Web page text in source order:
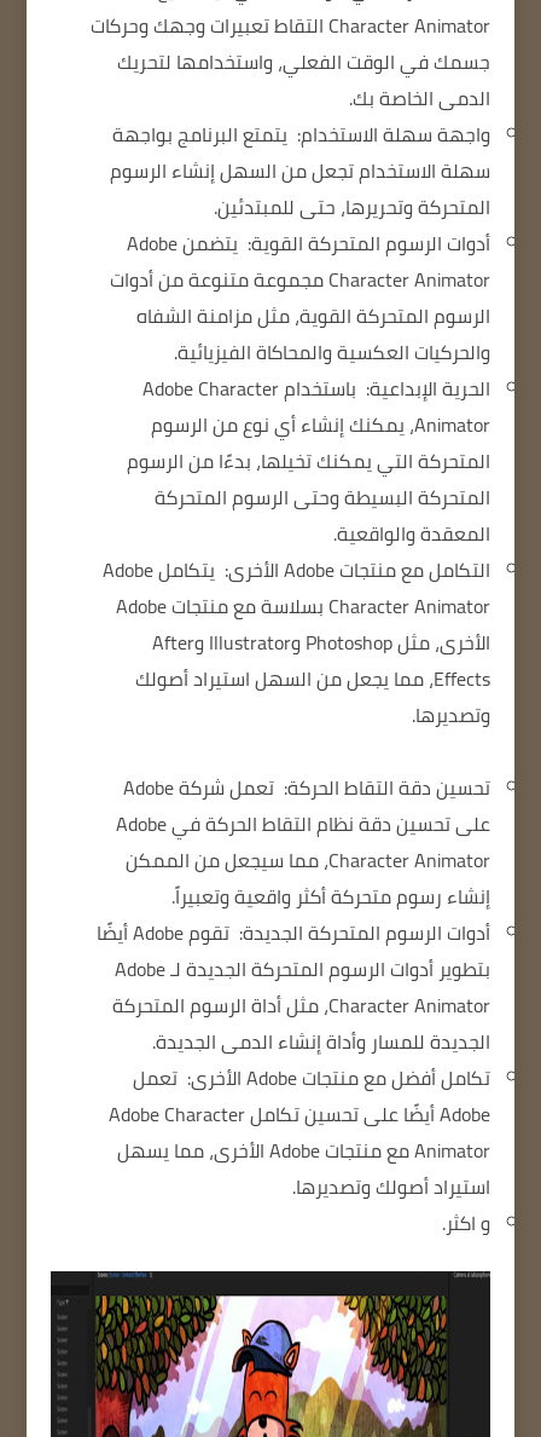
Character Animator التقاط تعبيرات وجهك وحركات
جسمك في الوقت الفعلي، واستخدامها لتحريك
الدمى الخاصة بك.
واجهة سهلة الاستخدام: يتمتع البرنامج بواجهة
سهلة الاستخدام تجعل من السهل إنشاء الرسوم
المتحركة وتحريرها، حتى للمبتدئين.
أدوات الرسوم المتحركة القوية:
يتضمن Adobe
Character Animator مجموعة متنوعة من أدوات
الرسوم المتحركة القوية، مثل مزامنة الشفاه
والحركيات العكسية والمحاكاة الفيزيائية.
الحرية الإبداعية:
باستخدام Adobe Character
Animator، يمكنك إنشاء أي نوع من الرسوم
المتحركة التي يمكنك تخيلها، بدءًا من الرسوم
المتحركة البسيطة وحتى الرسوم المتحركة
المعقدة والواقعية.
التكامل مع منتجات Adobe الأخرى:
يتكامل Adobe
Character Animator بسلاسة مع منتجات Adobe
الأخرى، مثل Photoshop وIllustrator وAfter
Effects، مما يجعل من السهل استيراد أصولك
وتصديرها.
تحسين دقة التقاط الحركة:
تعمل شركة Adobe
على تحسين دقة نظام التقاط الحركة في Adobe
Character Animator، مما سيجعل من الممكن
إنشاء رسوم متحركة أكثر واقعية وتعبيراً.
أدوات الرسوم المتحركة الجديدة:
تقوم Adobe أيضًا
بتطوير أدوات الرسوم المتحركة الجديدة لـ Adobe
Character Animator، مثل أداة الرسوم المتحركة
الجديدة للمسار وأداة إنشاء الدمى الجديدة.
تكامل أفضل مع منتجات Adobe الأخرى:
تعمل
Adobe أيضًا على تحسين تكامل Adobe Character
Animator مع منتجات Adobe الأخرى، مما يسهل
استيراد أصولك وتصديرها.
و اكثر.